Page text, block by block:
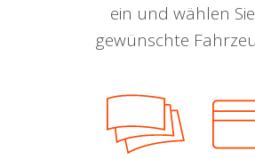
ein und wählen
gewünschte